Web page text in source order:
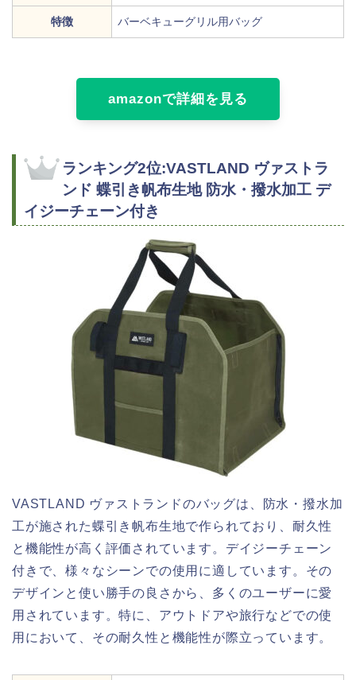
特徴 バーベキューグリル用バッグ
amazonで詳細を見る
ランキング2位:VASTLAND ヴァストラ
ンド 蝶引き帆布生地 防水・撥水加工 デ
イジーチェーン付き
VASTLAND ヴァストランドのバッグは、防水・撥水加
工が施された蝶引き帆布生地で作られており、耐久性
と機能性が高く評価されています。デイジーチェーン
付きで、様々なシーンでの使用に適しています。その
デザインと使い勝手の良さから、多くのユーザーに愛
用されています。特に、アウトドアや旅行などでの使
用において、その耐久性と機能性が際立っています。